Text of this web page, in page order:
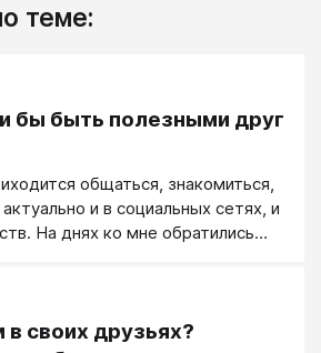
теме:
бы быть полезными друг
общаться, знакомиться,
и в социальных сетях, и
На днях ко мне обратились
своих друзьях?